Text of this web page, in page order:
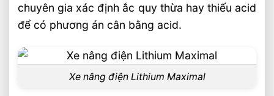
chuyên gia xác định ắc quy thừa hay thiếu acid
để có phương án cân bằng acid.
Xe nâng điện Lithium Maximal